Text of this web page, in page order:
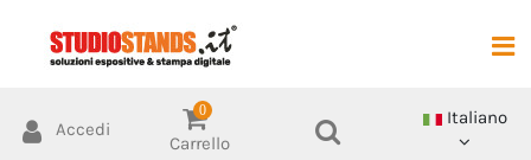
Accedi
0
Carrello
Italiano